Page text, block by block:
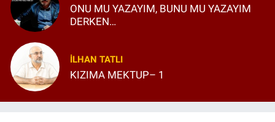
ONU MU YAZAYIM, BUNU MU YAZAYIM
DERKEN…
İLHAN TATLI
KIZIMA MEKTUP– 1